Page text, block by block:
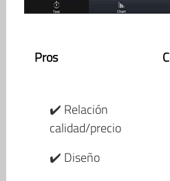
Pros
✔️ Relación
calidad/precio
✔️ Diseño